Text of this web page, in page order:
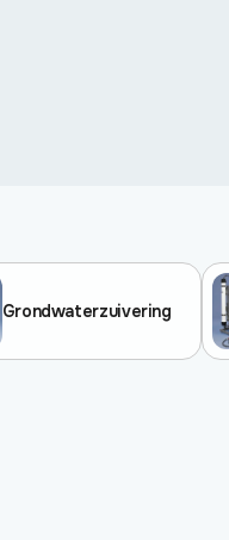
Grondwaterzuivering